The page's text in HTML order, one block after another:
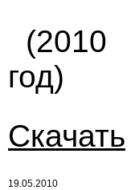
(2010
год)
Скачать
19.05.2010